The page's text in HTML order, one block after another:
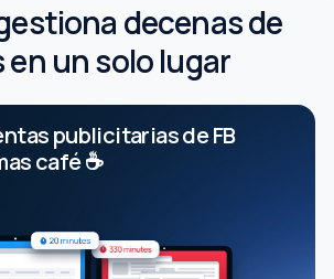
decenas de
un solo lugar
publicitarias de FB
café ☕️